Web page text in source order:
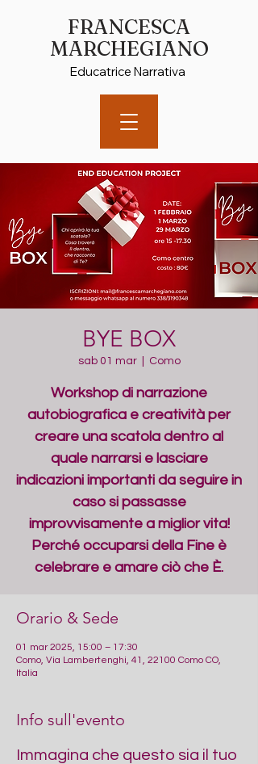
FRANCESCA
MARCHEGIANO
Educatrice Narrativa
BYE BOX
sab 01 mar
  |
Como
Workshop di narrazione
autobiografica e creatività per
creare una scatola dentro al
quale narrarsi e lasciare
indicazioni importanti da seguire in
caso si passasse
improvvisamente a miglior vita!
Perché occuparsi della Fine è
celebrare e amare ciò che È.
Orario & Sede
01 mar 2025, 15:00 – 17:30
Como, Via Lambertenghi, 41, 22100 Como CO,
Italia
Info sull'evento
Immagina che questo sia il tuo